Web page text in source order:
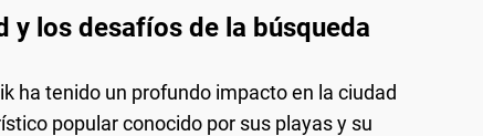
y los desafíos de la búsqueda
ha tenido un profundo impacto en la ciudad
popular conocido por sus playas y su